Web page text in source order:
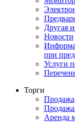
Другая
Новости
при
Услуги
Торги
Аренда